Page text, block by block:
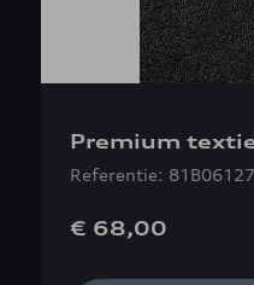
Premium
Referentie:
€ 68,00